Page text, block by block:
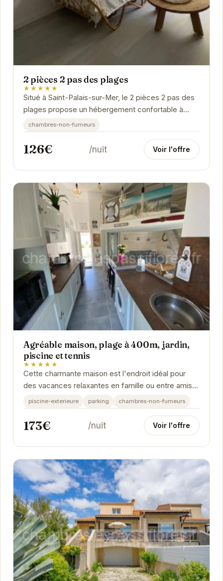
2 pièces 2 pas des plages
★★★★★
Situé à Saint-Palais-sur-Mer, le 2 pièces 2 pas des
plages propose un hébergement confortable à
proximité des plages.
chambres-non-fumeurs
126€ /nuit Voir l'offre
Agréable maison, plage à 400m, jardin,
piscine et tennis
★★★★★
Cette charmante maison est l'endroit idéal pour
des vacances relaxantes en famille ou entre amis.
Sa proximité avec la plage, sa piscine privée,...
piscine-exterieure parking chambres-non-fumeurs
173€ /nuit Voir l'offre